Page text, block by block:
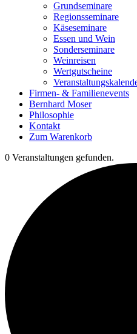
Grundseminare
Regionsseminare
Käseseminare
Essen und Wein
Sonderseminare
Weinreisen
Wertgutscheine
Firmen- & Familienevents
Bernhard Moser
Philosophie
Kontakt
Zum Warenkorb
0 Veranstaltungen gefunden.